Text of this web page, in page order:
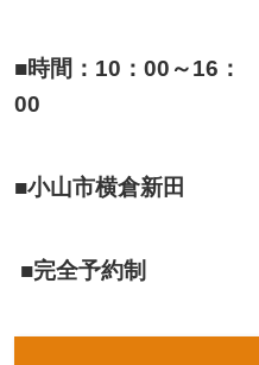
■時間：10：00～16：
00
■小山市横倉新田
■完全予約制